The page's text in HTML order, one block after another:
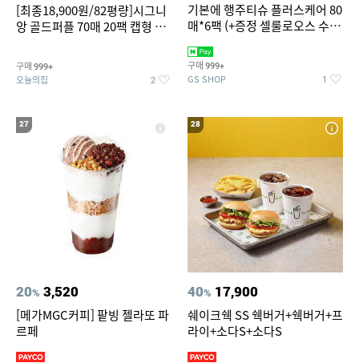
[최종18,900원/82평량]시그니
앙 골드퍼플 70매 20팩 캡형 아
구매 999+
오늘의집 2
기본에 행주티슈 플러스케어 80
매*6팩 (+증정 셀룰로오스 수세
구매 999+
GS SHOP 1
27
20% 3,520
[메가MGC커피] 팥빙 젤라또 파
르페
28
40% 17,900
쉐이크쉑 SS 쉑버거+쉑버거+프
라이+소다S+소다S